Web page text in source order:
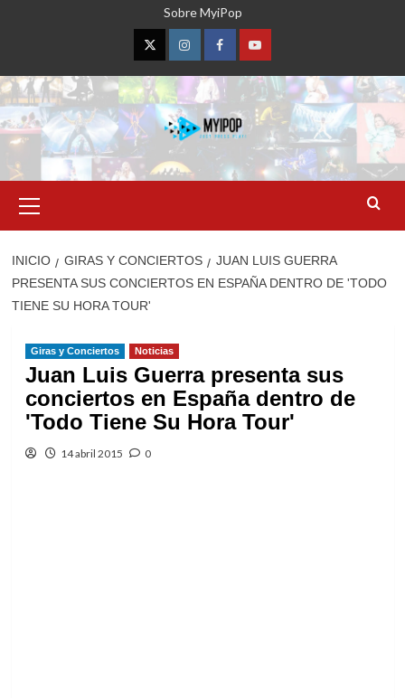
Sobre MyiPop
TwitterInstagramFacebookYouTube
primario
INICIO GIRAS Y CONCIERTOS
JUAN LUIS GUERRA
PRESENTA SUS CONCIERTOS EN ESPAÑA DENTRO DE 'TODO
TIENE SU HORA TOUR'
Giras y Conciertos Noticias
Juan Luis Guerra presenta sus
conciertos en España dentro de
'Todo Tiene Su Hora Tour'
14 abril 2015 0